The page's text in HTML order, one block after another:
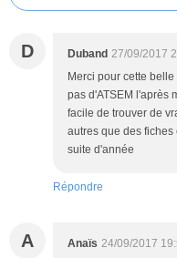
D Duband 27/09/2017
Merci pour cette
pas d'ATSEM l'après
facile de trouver de
autres que des
suite d'année
Répondre
A Anaïs 24/09/2017